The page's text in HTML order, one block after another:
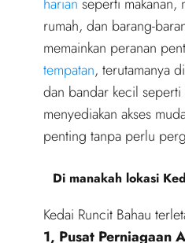
rumah, dan barang-
memainkan peranan
tempatan, terutamanya
dan bandar kecil seperti
menyediakan akses
penting tanpa perlu
Di manakah lokasi
Kedai Runcit Bahau
1, Pusat Perniagaan